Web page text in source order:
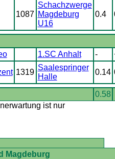
1087
Schachzwerge
Magdeburg
U16
0.4
1.SC Anhalt -
1319
Saalespringer
Halle
0.14
0.58
ist nur
Magdeburg